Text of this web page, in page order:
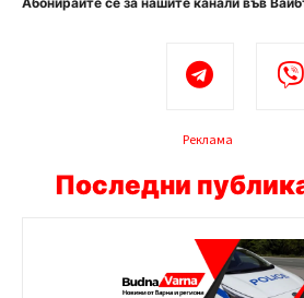
Реклама
Последни